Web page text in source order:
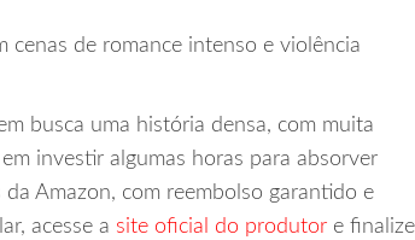
cenas de romance intenso e violência
busca uma história densa, com muita
investir algumas horas para absorver
Amazon, com reembolso garantido e
acesse a site oficial do produtor e finalize